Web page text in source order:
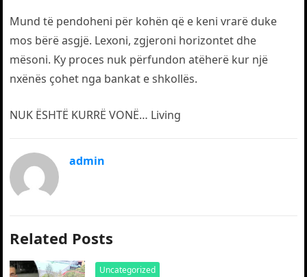
Mund të pendoheni për kohën që e keni vrarë duke
mos bërë asgjë. Lexoni, zgjeroni horizontet dhe
mësoni. Ky proces nuk përfundon atëherë kur një
nxënës çohet nga bankat e shkollës.
NUK ËSHTË KURRË VONË… Living
admin
Related Posts
Uncategorized